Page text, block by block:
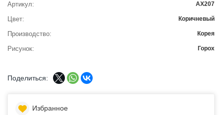
Артикул АХ207
Цвет Коричневый
Производство Корея
Рисунок Горох
Поделиться:
Избранное